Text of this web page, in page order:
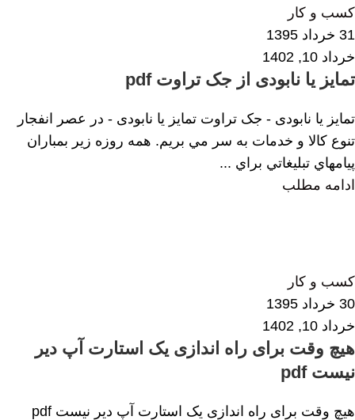
کسب و کار
31 خرداد 1395
خرداد 10, 1402
تمایز یا نابودی از جک تراوت pdf
تمایز یا نابودی - جک تراوت تمایز یا نابودی - در عصر انفجار
تنوع كالا و خدمات به سر مي بريم. همه روزه زير بمباران
پيامهاي تبليغاتي براي ...
ادامه مطلب
کسب و کار
30 خرداد 1395
خرداد 10, 1402
هیچ وقت برای راه اندازی یک استارت آپ دیر
نیست pdf
هیچ وقت برای راه اندازی یک استارت آپ دیر نیست pdf